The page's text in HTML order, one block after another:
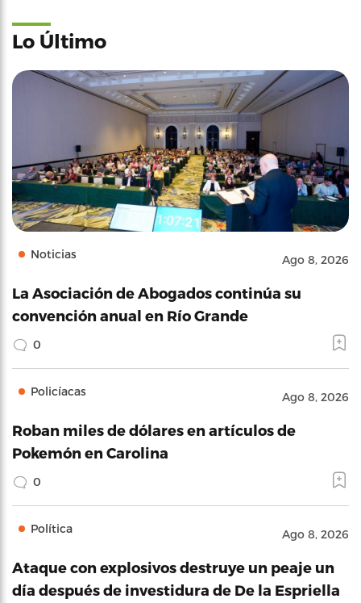
Lo Último
Noticias Ago 8, 2026
La Asociación de Abogados continúa su
convención anual en Río Grande
0
Policíacas Ago 8, 2026
Roban miles de dólares en artículos de
Pokemón en Carolina
0
Política Ago 8, 2026
Ataque con explosivos destruye un peaje un
día después de investidura de De la Espriella